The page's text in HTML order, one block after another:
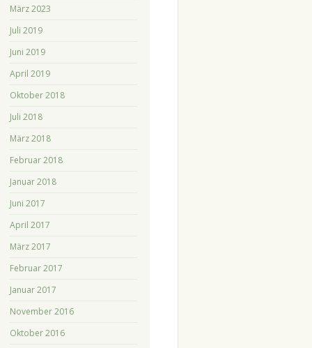
März 2023
Juli 2019
Juni 2019
April 2019
Oktober 2018
Juli 2018
März 2018
Februar 2018
Januar 2018
Juni 2017
April 2017
März 2017
Februar 2017
Januar 2017
November 2016
Oktober 2016